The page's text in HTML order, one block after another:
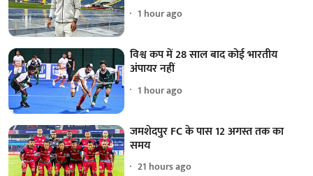
1 hour ago
विश्व कप में 28 साल बाद कोई भारतीय
अंपायर नहीं
1 hour ago
जमशेदपुर FC के पास 12 अगस्त तक का
समय
21 hours ago